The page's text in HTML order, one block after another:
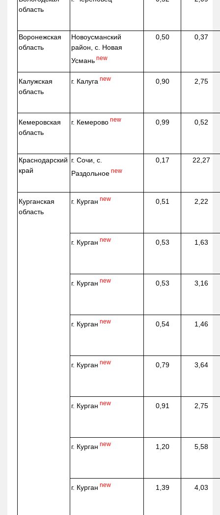
область
Воронежская
область
Новоусманский
район, с. Новая
Усмань new
0,50 0,37
Калужская
область
г. Калуга new 0,90 2,75
Кемеровская
область
г. Кемерово new 0,99 0,52
Краснодарский
край
г. Сочи, с.
Раздольное new
0,17 22,27
Курганская
область
г. Курган new 0,51 2,22
г. Курган new 0,53 1,63
г. Курган new 0,53 3,16
г. Курган new 0,54 1,46
г. Курган new 0,79 3,64
г. Курган new 0,91 2,75
г. Курган new 1,20 5,58
г. Курган new 1,39 4,03